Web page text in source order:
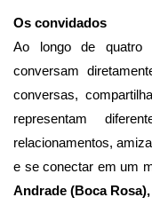
Os convidados
Ao longo de quatro
conversam
conversas,
representam
relacionamentos,
e se conectar em um
Andrade (Boca